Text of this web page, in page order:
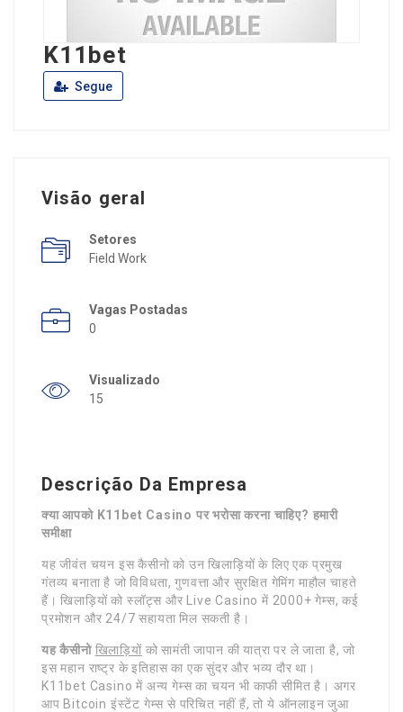
K11bet
Segue
Visão geral
Setores
Field Work
Vagas Postadas
0
Visualizado
15
Descrição Da Empresa
क्या आपको K11bet Casino पर भरोसा करना चाहिए? हमारी
समीक्षा
यह जीवंत चयन इस कैसीनो को उन खिलाड़ियों के लिए एक प्रमुख
गंतव्य बनाता है जो विविधता, गुणवत्ता और सुरक्षित गेमिंग माहौल चाहते
हैं। खिलाड़ियों को स्लॉट्स और Live Casino में 2000+ गेम्स, कई
प्रमोशन और 24/7 सहायता मिल सकती है।
यह कैसीनो खिलाड़ियोंको सामंती जापान की यात्रा पर ले जाता है, जो
इस महान राष्ट्र के इतिहास का एक सुंदर और भव्य दौर था।
K11bet Casino में अन्य गेम्स का चयन भी काफी सीमित है। अगर
आप Bitcoin इंस्टेंट गेम्स से परिचित नहीं हैं, तो ये ऑनलाइन जुआ